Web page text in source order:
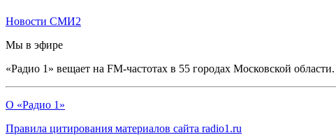
Новости СМИ2
Мы в эфире
«Радио 1» вещает на FM-частотах в 55 городах Московской области.
О «Радио 1»
Правила цитирования материалов сайта radio1.ru